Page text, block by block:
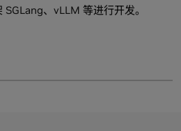
、vLLM 等进行开发。